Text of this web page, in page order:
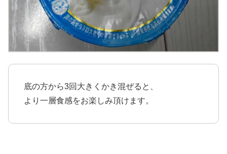
底の方から3回大きくかき混ぜると、
より一層食感をお楽しみ頂けます。